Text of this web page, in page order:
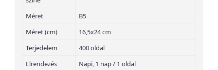
Méret
B5
Méret (cm)
16,5x24 cm
Terjedelem
400 oldal
Elrendezés
Napi, 1 nap / 1 oldal